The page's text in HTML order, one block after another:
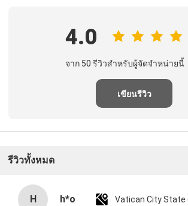
4.0
จาก 50 รีวิวสําหรับผู้จัดจําหน่ายนี้
เขียนรีวิว
รีวิวทั้งหมด
H h*o